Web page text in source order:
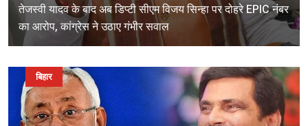
तेजस्वी यादव के बाद अब डिप्टी सीएम विजय सिन्हा पर दोहरे EPIC नंबर
का आरोप, कांग्रेस ने उठाए गंभीर सवाल
बिहार